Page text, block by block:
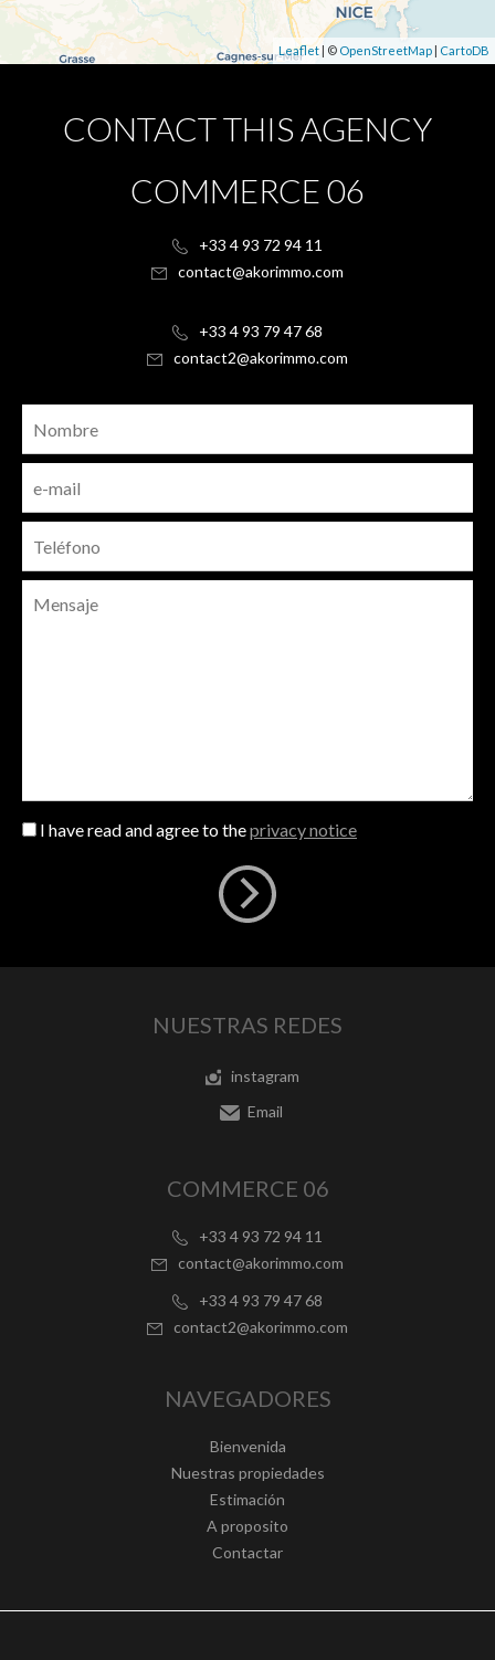
Leaflet| © OpenStreetMap | CartoDB
CONTACT THIS AGENCY
COMMERCE 06
+33 4 93 72 94 11
contact@akorimmo.com
+33 4 93 79 47 68
contact2@akorimmo.com
I have read and agree to theprivacy notice
NUESTRAS REDES
instagram
Email
COMMERCE 06
+33 4 93 72 94 11
contact@akorimmo.com
+33 4 93 79 47 68
contact2@akorimmo.com
NAVEGADORES
Bienvenida
Nuestras propiedades
Estimación
A proposito
Contactar